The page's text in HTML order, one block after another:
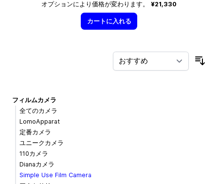
オプションにより価格が変わります。 ¥21,330
カートに入れる
フィルムカメラ
全てのカメラ
LomoApparat
定番カメラ
ユニークカメラ
110カメラ
Dianaカメラ
Simple Use Film Camera